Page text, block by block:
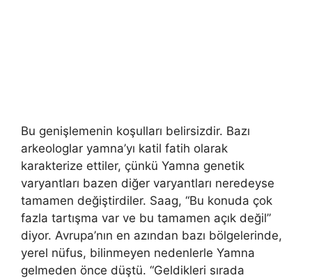
Bu genişlemenin koşulları belirsizdir. Bazı
arkeologlar yamna’yı katil fatih olarak
karakterize ettiler, çünkü Yamna genetik
varyantları bazen diğer varyantları neredeyse
tamamen değiştirdiler. Saag, “Bu konuda çok
fazla tartışma var ve bu tamamen açık değil”
diyor. Avrupa’nın en azından bazı bölgelerinde,
yerel nüfus, bilinmeyen nedenlerle Yamna
gelmeden önce düştü. “Geldikleri sırada